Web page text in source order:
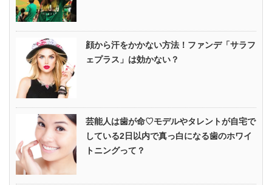
顔から汗をかかない方法！ファンデ「サラフ
ェプラス」は効かない？
芸能人は歯が命♡モデルやタレントが自宅で
している2日以内で真っ白になる歯のホワイ
トニングって？